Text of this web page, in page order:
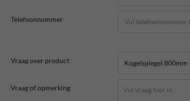
Telefoonnummer
Vraag over product
Vraag of opmerking